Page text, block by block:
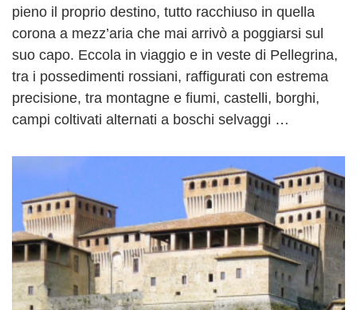
pieno il proprio destino, tutto racchiuso in quella
corona a mezz’aria che mai arrivò a poggiarsi sul
suo capo. Eccola in viaggio e in veste di Pellegrina,
tra i possedimenti rossiani, raffigurati con estrema
precisione, tra montagne e fiumi, castelli, borghi,
campi coltivati alternati a boschi selvaggi …